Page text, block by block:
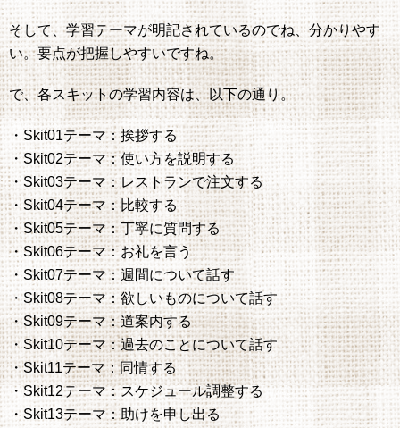
そして、学習テーマが明記されているのでね、分かりやす
い。要点が把握しやすいですね。
で、各スキットの学習内容は、以下の通り。
・Skit01テーマ：挨拶する
・Skit02テーマ：使い方を説明する
・Skit03テーマ：レストランで注文する
・Skit04テーマ：比較する
・Skit05テーマ：丁寧に質問する
・Skit06テーマ：お礼を言う
・Skit07テーマ：週間について話す
・Skit08テーマ：欲しいものについて話す
・Skit09テーマ：道案内する
・Skit10テーマ：過去のことについて話す
・Skit11テーマ：同情する
・Skit12テーマ：スケジュール調整する
・Skit13テーマ：助けを申し出る